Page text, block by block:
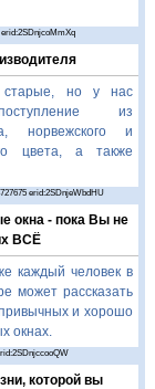
но у нас
из
норвежского и
цвета, а также
erid:2SDnjeWbdHU
окна - пока Вы не
ВСЁ
каждый человек в
может рассказать
и хорошо
окнах.
которой вы